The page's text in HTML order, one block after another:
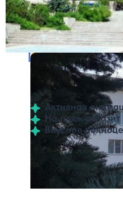
Профилей лечения:2
Пансионат
40 отзывов
Активная
На пляж отвозит
Вкусное
Профилей
Нет цен или